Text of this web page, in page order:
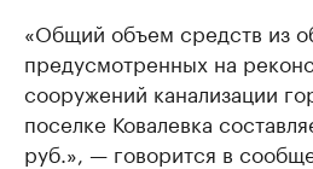
«Общий объем средств из
предусмотренных на
сооружений канализации
поселке Ковалевка
руб.», — говорится в